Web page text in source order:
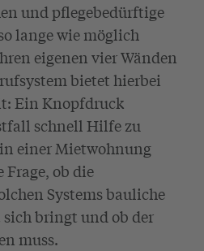
und pflegebedürftige
lange wie möglich
eigenen vier Wänden
bietet hierbei
Ein Knopfdruck
schnell Hilfe zu
einer Mietwohnung
ob die
Systems bauliche
bringt und ob der
muss.